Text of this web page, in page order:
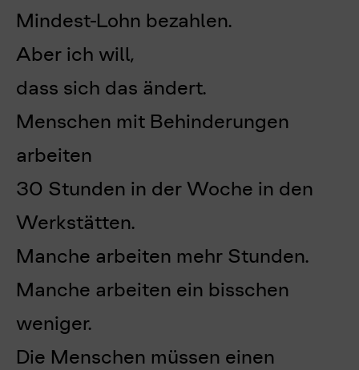
Mindest-Lohn bezahlen.
Aber ich will,
dass sich das ändert.
Menschen mit Behinderungen
arbeiten
30 Stunden in der Woche in den
Werkstätten.
Manche arbeiten mehr Stunden.
Manche arbeiten ein bisschen
weniger.
Die Menschen müssen einen